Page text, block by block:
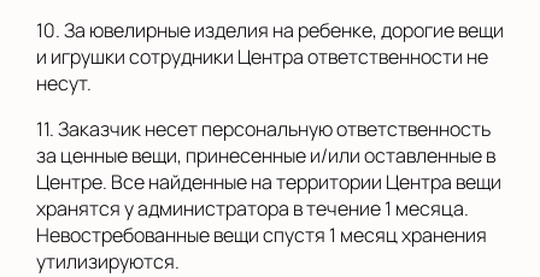
10. За ювелирные изделия на ребенке, дорогие вещи
и игрушки сотрудники Центра ответственности не
несут.
11. Заказчик несет персональную ответственность
за ценные вещи, принесенные и/или оставленные в
Центре. Все найденные на территории Центра вещи
хранятся у администратора в течение 1 месяца.
Невостребованные вещи спустя 1 месяц хранения
утилизируются.